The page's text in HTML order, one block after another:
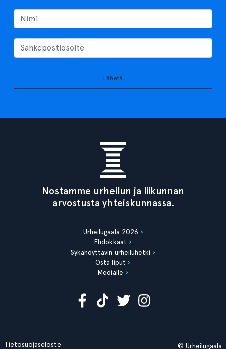
Lähetä
Nostamme urheilun ja liikunnan
arvostusta yhteiskunnassa.
Urheilugaala 2026
Ehdokkaat
Sykähdyttävin urheiluhetki
Osta liput
Medialle
Tietosuojaseloste © Urheilugaala